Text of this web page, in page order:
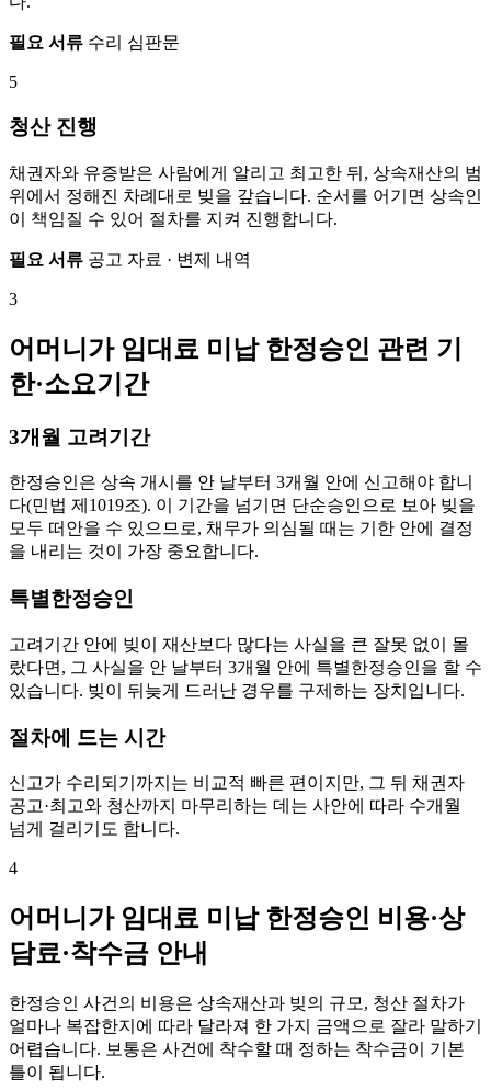
필요 서류 수리 심판문
5
청산 진행
채권자와 유증받은 사람에게 알리고 최고한 뒤, 상속재산의 범
위에서 정해진 차례대로 빚을 갚습니다. 순서를 어기면 상속인
이 책임질 수 있어 절차를 지켜 진행합니다.
필요 서류 공고 자료 · 변제 내역
3
어머니가 임대료 미납 한정승인 관련 기
한·소요기간
3개월 고려기간
한정승인은 상속 개시를 안 날부터 3개월 안에 신고해야 합니
다(민법 제1019조). 이 기간을 넘기면 단순승인으로 보아 빚을
모두 떠안을 수 있으므로, 채무가 의심될 때는 기한 안에 결정
을 내리는 것이 가장 중요합니다.
특별한정승인
고려기간 안에 빚이 재산보다 많다는 사실을 큰 잘못 없이 몰
랐다면, 그 사실을 안 날부터 3개월 안에 특별한정승인을 할 수
있습니다. 빚이 뒤늦게 드러난 경우를 구제하는 장치입니다.
절차에 드는 시간
신고가 수리되기까지는 비교적 빠른 편이지만, 그 뒤 채권자
공고·최고와 청산까지 마무리하는 데는 사안에 따라 수개월
넘게 걸리기도 합니다.
4
어머니가 임대료 미납 한정승인 비용·상
담료·착수금 안내
한정승인 사건의 비용은 상속재산과 빚의 규모, 청산 절차가
얼마나 복잡한지에 따라 달라져 한 가지 금액으로 잘라 말하기
어렵습니다. 보통은 사건에 착수할 때 정하는 착수금이 기본
틀이 됩니다.